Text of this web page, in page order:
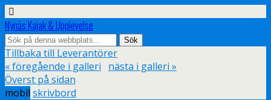
Nynäs Kajak & Upplevelse
Tillbaka till Leverantörer
« föregående i galleri
nästa i galleri »
Överst på sidan
mobil skrivbord